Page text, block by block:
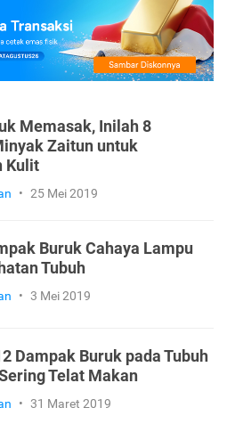
Memasak, Inilah 8
Zaitun untuk
Kulit
• 25 Mei 2019
Buruk Cahaya Lampu
Tubuh
• 3 Mei 2019
Dampak Buruk pada Tubuh
Telat Makan
• 31 Maret 2019